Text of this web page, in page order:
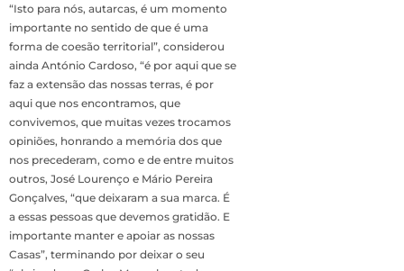
“Isto para nós, autarcas, é um momento
importante no sentido de que é uma
forma de coesão territorial”, considerou
ainda António Cardoso, “é por aqui que se
faz a extensão das nossas terras, é por
aqui que nos encontramos, que
convivemos, que muitas vezes trocamos
opiniões, honrando a memória dos que
nos precederam, como e de entre muitos
outros, José Lourenço e Mário Pereira
Gonçalves, “que deixaram a sua marca. É
a essas pessoas que devemos gratidão. E
importante manter e apoiar as nossas
Casas”, terminando por deixar o seu